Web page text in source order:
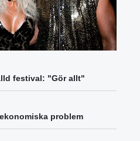
festival: "Gör allt"
problem